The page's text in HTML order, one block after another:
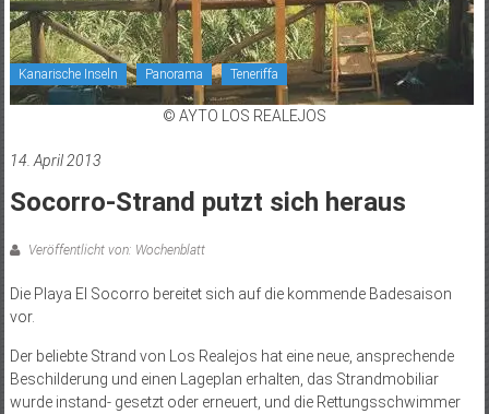
Kanarische Inseln Panorama Teneriffa
© AYTO LOS REALEJOS
14. April 2013
Socorro-Strand putzt sich heraus
Veröffentlicht von: Wochenblatt
Die Playa El Socorro bereitet sich auf die kommende Badesaison
vor.
Der beliebte Strand von Los Realejos hat eine neue, ansprechende
Beschilderung und einen Lageplan erhalten, das Strandmobiliar
wurde instand- gesetzt oder erneuert, und die Rettungsschwimmer